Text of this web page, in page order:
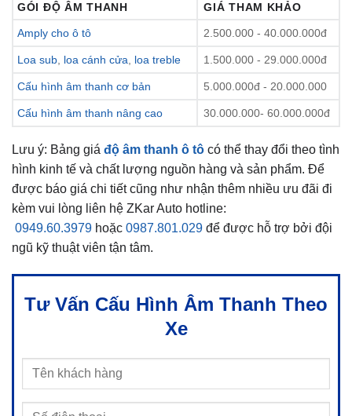
GÓI ĐỘ ÂM THANH GIÁ THAM KHẢO
Amply cho ô tô 2.500.000 - 40.000.000đ
Loa sub, loa cánh cửa, loa treble 1.500.000 - 29.000.000đ
Cấu hình âm thanh cơ bản 5.000.000đ - 20.000.000
Cấu hình âm thanh nâng cao 30.000.000- 60.000.000đ
Lưu ý: Bảng giá độ âm thanh ô tô có thể thay đổi theo tình
hình kinh tế và chất lượng nguồn hàng và sản phẩm. Để
được báo giá chi tiết cũng như nhận thêm nhiều ưu đãi đi
kèm vui lòng liên hệ ZKar Auto hotline:
0949.60.3979 hoặc 0987.801.029 để được hỗ trợ bởi đội
ngũ kỹ thuật viên tận tâm.
Tư Vấn Cấu Hình Âm Thanh Theo
Xe